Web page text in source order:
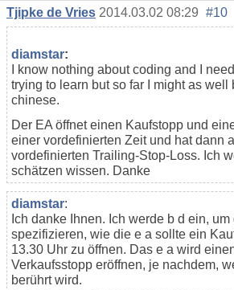
Tjipke de Vries 2014.03.02 08:29 #10
diamstar:
I know nothing about coding and I
trying to learn but so far I might as
chinese.
Der EA öffnet einen Kaufstopp und
einer vordefinierten Zeit und hat dann
vordefinierten Trailing-Stop-Loss. Ich
schätzen wissen. Danke
diamstar:
Ich danke Ihnen. Ich werde b d ein,
spezifizieren, wie die e a sollte ein
13.30 Uhr zu öffnen. Das e a wird
Verkaufsstopp eröffnen, je nachdem,
berührt wird.